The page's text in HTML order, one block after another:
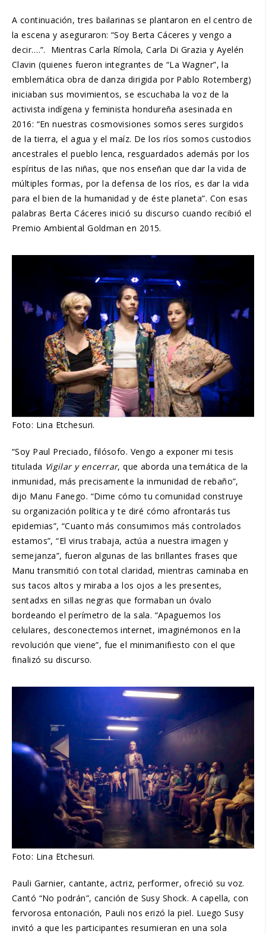
A continuación, tres bailarinas se plantaron en el centro de
la escena y aseguraron: “Soy Berta Cáceres y vengo a
decir….”. Mientras Carla Rímola, Carla Di Grazia y Ayelén
Clavin (quienes fueron integrantes de “La Wagner”, la
emblemática obra de danza dirigida por Pablo Rotemberg)
iniciaban sus movimientos, se escuchaba la voz de la
activista indígena y feminista hondureña asesinada en
2016: “En nuestras cosmovisiones somos seres surgidos
de la tierra, el agua y el maíz. De los ríos somos custodios
ancestrales el pueblo lenca, resguardados además por los
espíritus de las niñas, que nos enseñan que dar la vida de
múltiples formas, por la defensa de los ríos, es dar la vida
para el bien de la humanidad y de éste planeta”. Con esas
palabras Berta Cáceres inició su discurso cuando recibió el
Premio Ambiental Goldman en 2015.
Foto: Lina Etchesuri.
“Soy Paul Preciado, filósofo. Vengo a exponer mi tesis
titulada Vigilar y encerrar, que aborda una temática de la
inmunidad, más precisamente la inmunidad de rebaño”,
dijo Manu Fanego. “Dime cómo tu comunidad construye
su organización política y te diré cómo afrontarás tus
epidemias”, “Cuanto más consumimos más controlados
estamos”, “El virus trabaja, actúa a nuestra imagen y
semejanza”, fueron algunas de las brillantes frases que
Manu transmitió con total claridad, mientras caminaba en
sus tacos altos y miraba a los ojos a les presentes,
sentadxs en sillas negras que formaban un óvalo
bordeando el perímetro de la sala. “Apaguemos los
celulares, desconectemos internet, imaginémonos en la
revolución que viene”, fue el minimanifiesto con el que
finalizó su discurso.
Foto: Lina Etchesuri.
Pauli Garnier, cantante, actriz, performer, ofreció su voz.
Cantó “No podrán”, canción de Susy Shock. A capella, con
fervorosa entonación, Pauli nos erizó la piel. Luego Susy
invitó a que les participantes resumieran en una sola